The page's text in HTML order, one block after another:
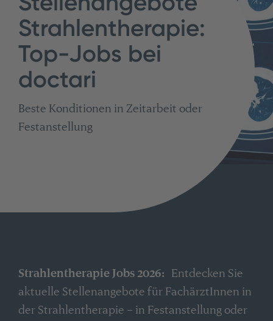
Strahlentherapie:
Top-Jobs bei
doctari
Beste Konditionen in Zeitarbeit oder
Festanstellung
Strahlentherapie Jobs 2026: Entdecken Sie
aktuelle Stellenangebote für FachärztInnen in
der Strahlentherapie – in Festanstellung oder